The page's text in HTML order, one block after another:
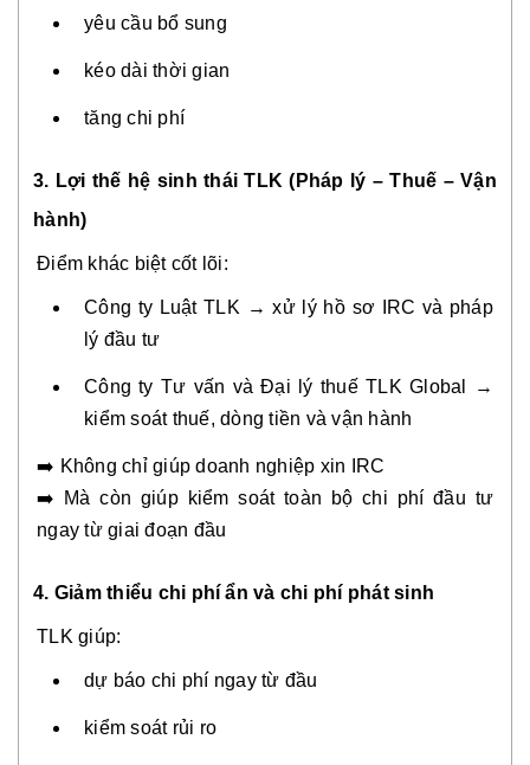
yêu cầu bổ sung
kéo dài thời gian
tăng chi phí
3. Lợi thế hệ sinh thái TLK (Pháp lý – Thuế – Vận
hành)
Điểm khác biệt cốt lõi:
Công ty Luật TLK → xử lý hồ sơ IRC và pháp
lý đầu tư
Công ty Tư vấn và Đại lý thuế TLK Global →
kiểm soát thuế, dòng tiền và vận hành
➡️ Không chỉ giúp doanh nghiệp xin IRC
➡️ Mà còn giúp kiểm soát toàn bộ chi phí đầu tư
ngay từ giai đoạn đầu
4. Giảm thiểu chi phí ẩn và chi phí phát sinh
TLK giúp:
dự báo chi phí ngay từ đầu
kiểm soát rủi ro